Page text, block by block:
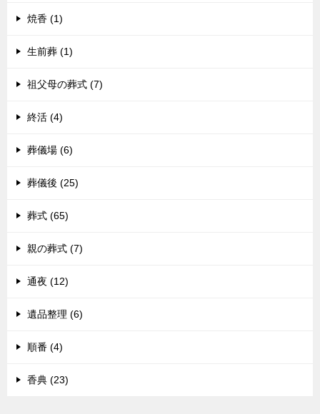
焼香 (1)
生前葬 (1)
祖父母の葬式 (7)
終活 (4)
葬儀場 (6)
葬儀後 (25)
葬式 (65)
親の葬式 (7)
通夜 (12)
遺品整理 (6)
順番 (4)
香典 (23)